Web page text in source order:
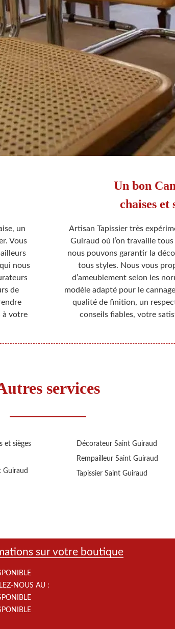
un
Vous
nous
de
à votre
Un bon
chaises et
Artisan Tapissier très
Guiraud où l’on travaille
nous pouvons garantir la
tous styles. Nous vous
d’ameublement selon les
modèle adapté pour le
qualité de finition, un
conseils fiables, votre
services
et sièges
Guiraud
Décorateur Saint Guiraud
Rempailleur Saint Guiraud
Tapissier Saint Guiraud
sur votre boutique
NOUS AU :